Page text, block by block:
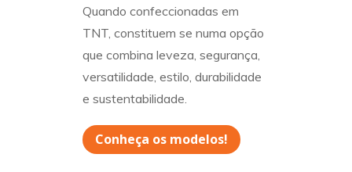
Quando confeccionadas em
TNT, constituem se numa opção
que combina leveza, segurança,
versatilidade, estilo, durabilidade
e sustentabilidade.
Conheça os modelos!